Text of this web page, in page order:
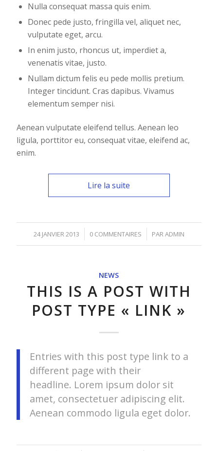
Nulla consequat massa quis enim.
Donec pede justo, fringilla vel, aliquet nec,
vulputate eget, arcu.
In enim justo, rhoncus ut, imperdiet a,
venenatis vitae, justo.
Nullam dictum felis eu pede mollis pretium.
Integer tincidunt. Cras dapibus. Vivamus
elementum semper nisi.
Aenean vulputate eleifend tellus. Aenean leo
ligula, porttitor eu, consequat vitae, eleifend ac,
enim.
Lire la suite
24 JANVIER 2013
/ 0 COMMENTAIRES
/ PARADMIN
NEWS
THIS IS A POST WITH
POST TYPE « LINK »
Entries with this post type link to a
different page with their
headline. Lorem ipsum dolor sit
amet, consectetuer adipiscing elit.
Aenean commodo ligula eget dolor.